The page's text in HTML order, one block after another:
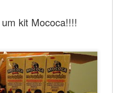
kit Mococa!!!!